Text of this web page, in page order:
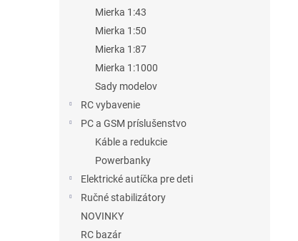
Mierka 1:43
Mierka 1:50
Mierka 1:87
Mierka 1:1000
Sady modelov
RC vybavenie
PC a GSM príslušenstvo
Káble a redukcie
Powerbanky
Elektrické autíčka pre deti
Ručné stabilizátory
NOVINKY
RC bazár